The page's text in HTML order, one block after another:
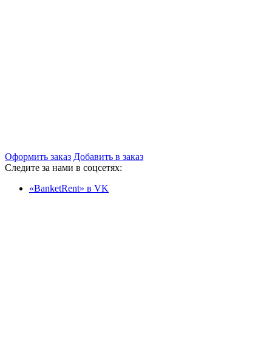
Оформить заказ Добавить в заказ
Следите за нами в соцсетях:
«BanketRent» в VK